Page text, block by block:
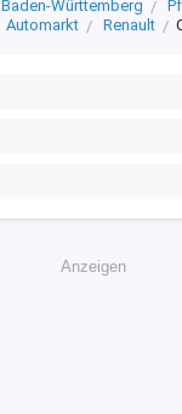
Baden-Württemberg
Automarkt Renault
Anzeigen